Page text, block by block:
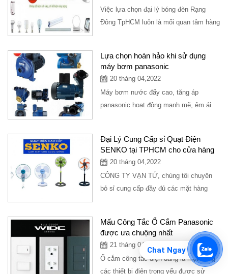
Chat Ngay
Việc lựa chọn đại lý bóng đèn Rạng
Đông TpHCM luôn là mối quan tâm hàng
Lựa chọn hoàn hảo khi sử dụng
máy bơm panasonic
20 tháng 04,2022
Máy bơm nước đẩy cao, tăng áp
panasonic hoạt động mạnh mẽ, êm ái
Đại Lý Cung Cấp sỉ Quạt Điện
SENKO tại TPHCM cho cửa hàng
20 tháng 04,2022
CÔNG TY VẠN TỨ, chúng tôi chuyên
bỏ sỉ cung cấp đầy đủ các mặt hàng
Mấu Công Tắc Ổ Cắm Panasonic
được ưa chuộng nhất
21 tháng 04,2022
Ổ cắm công tắc điện đang là một trong
các thiết bị điện trọng yếu được sử